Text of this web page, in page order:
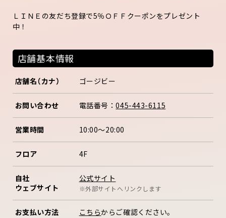
ＬＩＮＥの友だち登録で5％ＯＦＦクーポンをプレゼント
中！
店舗基本情報
店舗名（カナ） ゴージビー
お問い合わせ 電話番号：045-443-6115
営業時間 10:00〜20:00
フロア 4F
自社
ウェブサイト
公式サイト
※外部サイトへリンクします
お支払い方法 こちらからご確認ください。